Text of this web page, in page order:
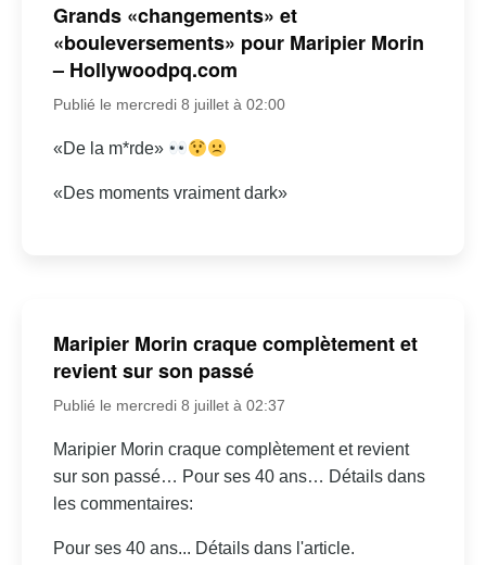
Grands «changements» et
«bouleversements» pour Maripier Morin
– Hollywoodpq.com
Publié le mercredi 8 juillet à 02:00
«De la m*rde»
«Des moments vraiment dark»
Maripier Morin craque complètement et
revient sur son passé
Publié le mercredi 8 juillet à 02:37
Maripier Morin craque complètement et revient
sur son passé… Pour ses 40 ans… Détails dans
les commentaires:
Pour ses 40 ans... Détails dans l'article.